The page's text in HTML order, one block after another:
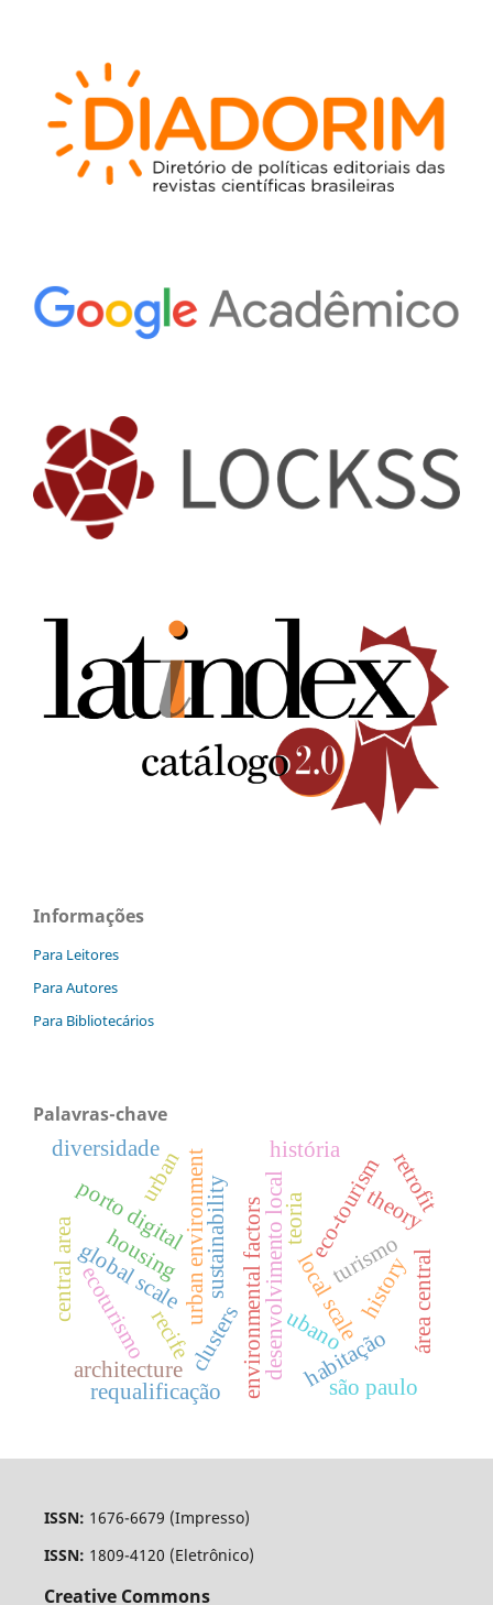
Informações
Para Leitores
Para Autores
Para Bibliotecários
Palavras-chave
sustainability
urban environment environmental factors
global scale local scale
clusters desenvolvimento local
porto digital
recife ubano
turismo
ecoturismo
urban eco-tourism
teoria
história
architecture
theory
history
habitação
são paulo
área central
requalificação
diversidade
housing
central area
retrofit
ISSN: 1676-6679 (Impresso)
ISSN: 1809-4120 (Eletrônico)
Creative Commons